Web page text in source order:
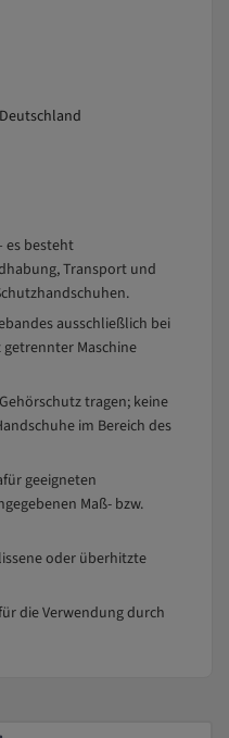
es besteht
Transport und
ausschließlich bei
Maschine
tragen; keine
im Bereich des
geeigneten
Maß- bzw.
oder überhitzte
die Verwendung durch